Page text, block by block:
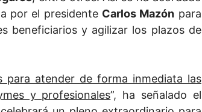
por el presidente Carlos Mazón para
beneficiarios y agilizar los plazos de
para atender de forma inmediata las
y profesionales”, ha señalado el